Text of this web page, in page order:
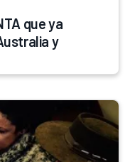
que ya
y